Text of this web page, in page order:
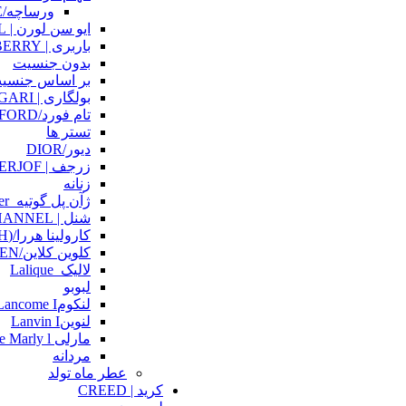
ورساچه/VERSACE
ایو سن لورن | YSL
باربری | BURBERRY
بدون جنسیت
بر اساس
بولگاری | BVLGARI
تام فورد/TOM FORD
تستر ها
دیور/DIOR
زرجف | XERJOF
زنانه
ژآن پل گوتیه_Jean Paul Gaultier
شنل | CHANNEL
کارولینا هررا/(CH)CAROLINA HERRERA
کلوین کلاین/CALVIN KELIEN
لالیک_Lalique
لبوبو
لنکومLancome I
لنوینLanvin I
مارلی Parfum The Marly l
مردانه
عطر ماه تولد
کرید | CREED